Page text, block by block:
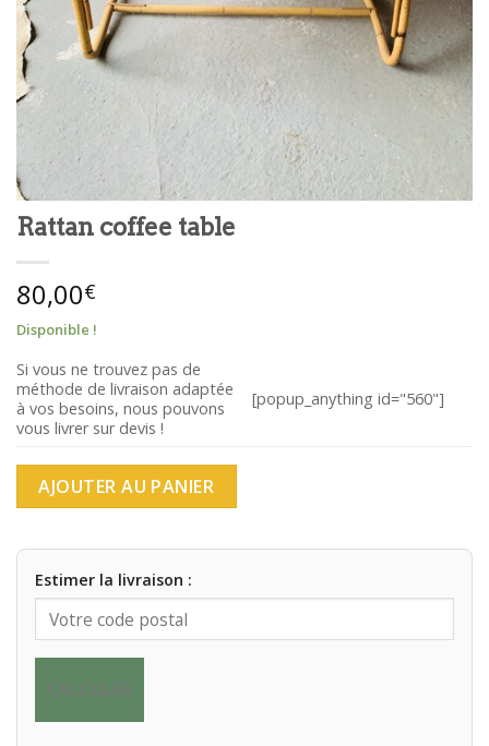
Rattan coffee table
80,00€
Disponible !
Si vous ne trouvez pas de
méthode de livraison adaptée
à vos besoins, nous pouvons
vous livrer sur devis !
[popup_anything id="560"]
AJOUTER AU PANIER
Estimer la livraison :
CALCULER